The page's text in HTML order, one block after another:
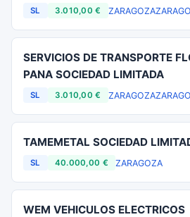
SL 3.010,00 € ZARAGOZA
SERVICIOS DE TRANSPORTE
PANA SOCIEDAD LIMITADA
SL 3.010,00 € ZARAGOZA
TAMEMETAL SOCIEDAD
SL 40.000,00 € ZARAGOZA
WEM VEHICULOS ELECTRICOS